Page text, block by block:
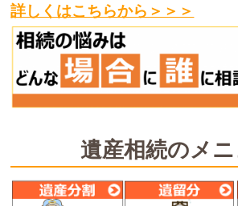
詳しくはこちらから＞＞＞
遺産相続のメ